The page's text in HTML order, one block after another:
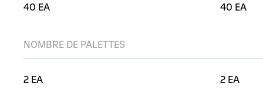
40 EA
NOMBRE DE PALETTES
2 EA
40 EA
2 EA